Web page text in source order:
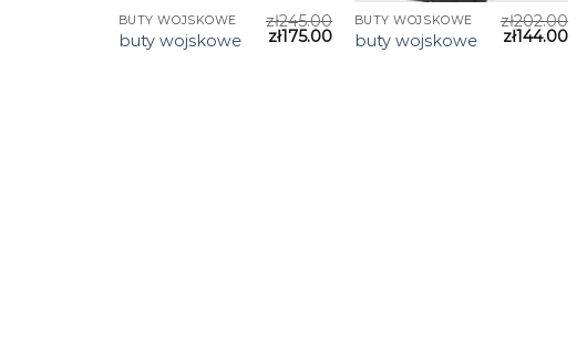
BUTY WOJSKOWE
buty wojskowe
zł245.00
zł175.00
BUTY WOJSKOWE
buty wojskowe
zł202.00
zł144.00